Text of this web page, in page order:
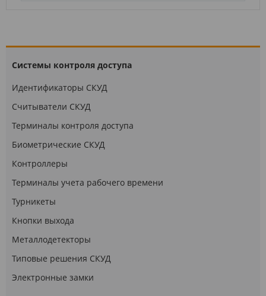
Системы контроля доступа
Идентификаторы СКУД
Считыватели СКУД
Терминалы контроля доступа
Биометрические СКУД
Контроллеры
Терминалы учета рабочего времени
Турникеты
Кнопки выхода
Металлодетекторы
Типовые решения СКУД
Электронные замки